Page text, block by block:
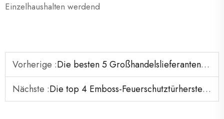
Einzelhaushalten werdend
Vorherige :Die besten 5 Großhandelslieferanten für Flush-Metall-Feuertüren
Nächste :Die top 4 Emboss-Feuerschutztürhersteller in Australien